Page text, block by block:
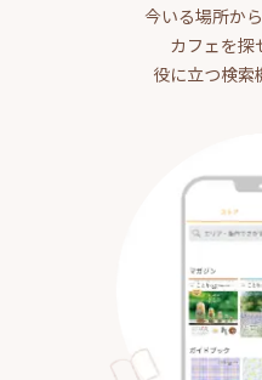
今いる場所か
カフェを探
役に立つ検索